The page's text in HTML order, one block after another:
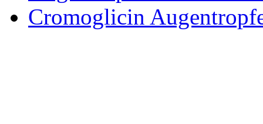
Cromoglicin